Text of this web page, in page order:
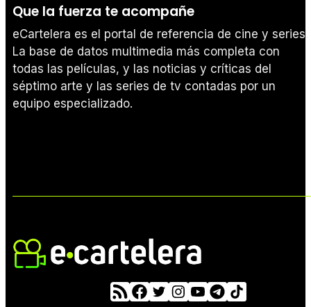
Que la fuerza te acompañe
eCartelera es el portal de referencia de cine y series.
La base de datos multimedia más completa con
todas las películas, y las noticias y críticas del
séptimo arte y las series de tv contadas por un
equipo especializado.